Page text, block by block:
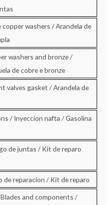
washers / Arandela de
washers and bronze /
de cobre e bronze
valves gasket / Arandela de
/ Inyeccion nafta / Gasolina
de juntas / Kit de reparo
de reparacion / Kit de reparo
and components /